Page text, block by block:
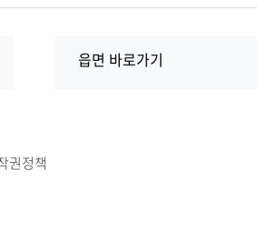
읍면 바로가기
권정책